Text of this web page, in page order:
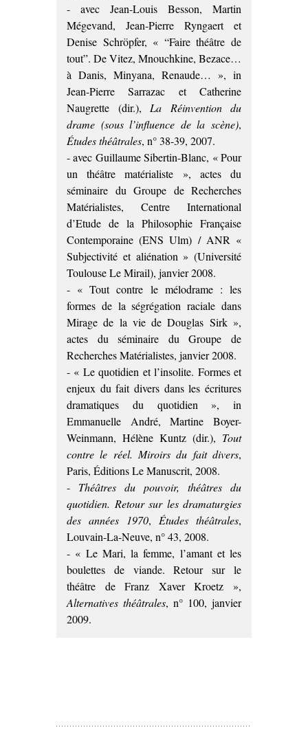
- avec Jean-Louis Besson, Martin
Mégevand, Jean-Pierre Ryngaert et
Denise Schröpfer, « “Faire théâtre de
tout”. De Vitez, Mnouchkine, Bezace…
à Danis, Minyana, Renaude… », in
Jean-Pierre Sarrazac et Catherine
Naugrette (dir.), La Réinvention du
drame (sous l’influence de la scène),
Études théâtrales, n° 38-39, 2007.
- avec Guillaume Sibertin-Blanc, « Pour
un théâtre matérialiste », actes du
séminaire du Groupe de Recherches
Matérialistes, Centre International
d’Etude de la Philosophie Française
Contemporaine (ENS Ulm) / ANR «
Subjectivité et aliénation » (Université
Toulouse Le Mirail), janvier 2008.
- « Tout contre le mélodrame : les
formes de la ségrégation raciale dans
Mirage de la vie de Douglas Sirk »,
actes du séminaire du Groupe de
Recherches Matérialistes, janvier 2008.
- « Le quotidien et l’insolite. Formes et
enjeux du fait divers dans les écritures
dramatiques du quotidien », in
Emmanuelle André, Martine Boyer-
Weinmann, Hélène Kuntz (dir.), Tout
contre le réel. Miroirs du fait divers,
Paris, Éditions Le Manuscrit, 2008.
- Théâtres du pouvoir, théâtres du
quotidien. Retour sur les dramaturgies
des années 1970, Études théâtrales,
Louvain-La-Neuve, n° 43, 2008.
- « Le Mari, la femme, l’amant et les
boulettes de viande. Retour sur le
théâtre de Franz Xaver Kroetz »,
Alternatives théâtrales, n° 100, janvier
2009.